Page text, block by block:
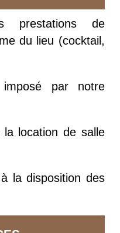
prestations de
du lieu (cocktail,
par notre
la location de salle
la disposition des